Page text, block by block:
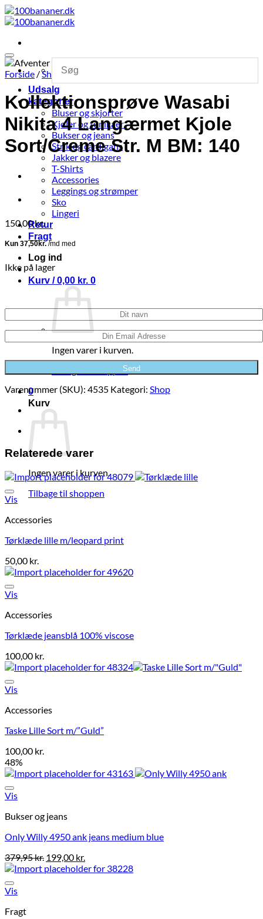
Fortsæt
til
Udsalg
kategorier
Bluser og skjorter
Kjoler og tunikaer
Bukser og jeans
Strik og cardigans
Jakker og blazere
T-Shirts
Accessories
Leggings og strømper
Sko
Lingeri
Retur
Fragt
Log ind
Kurv /0,00 kr. 0
Ingen varer i kurven.
Tilbage til shoppen
0
Kurv
Ingen varer i kurven.
Tilbage til shoppen
Forside /Shop
Kollektionsprøve Wasabi
Nikita 4 Langærmet Kjole
Sort/Creme Str. M BM: 140
150,00kr.
Ikke på lager
Modtag en e-mail hvis størrelsen kommer på lager igen
Varenummer (SKU): 4535 Kategori: Shop
Relaterede varer
Vis
Accessories
Tørklæde lille m/leopard print
50,00 kr.
Vis
Accessories
Tørklæde jeansblå 100% viscose
100,00 kr.
Vis
Accessories
Taske Lille Sort m/”Guld”
100,00 kr.
48%
Vis
Bukser og jeans
Only Willy 4950 ank jeans medium blue
379,95kr. 199,00 kr.
Vis
Fragt